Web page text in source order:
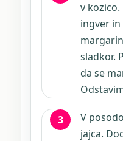
v
ingver
sladkor.
da se
V
jajca.